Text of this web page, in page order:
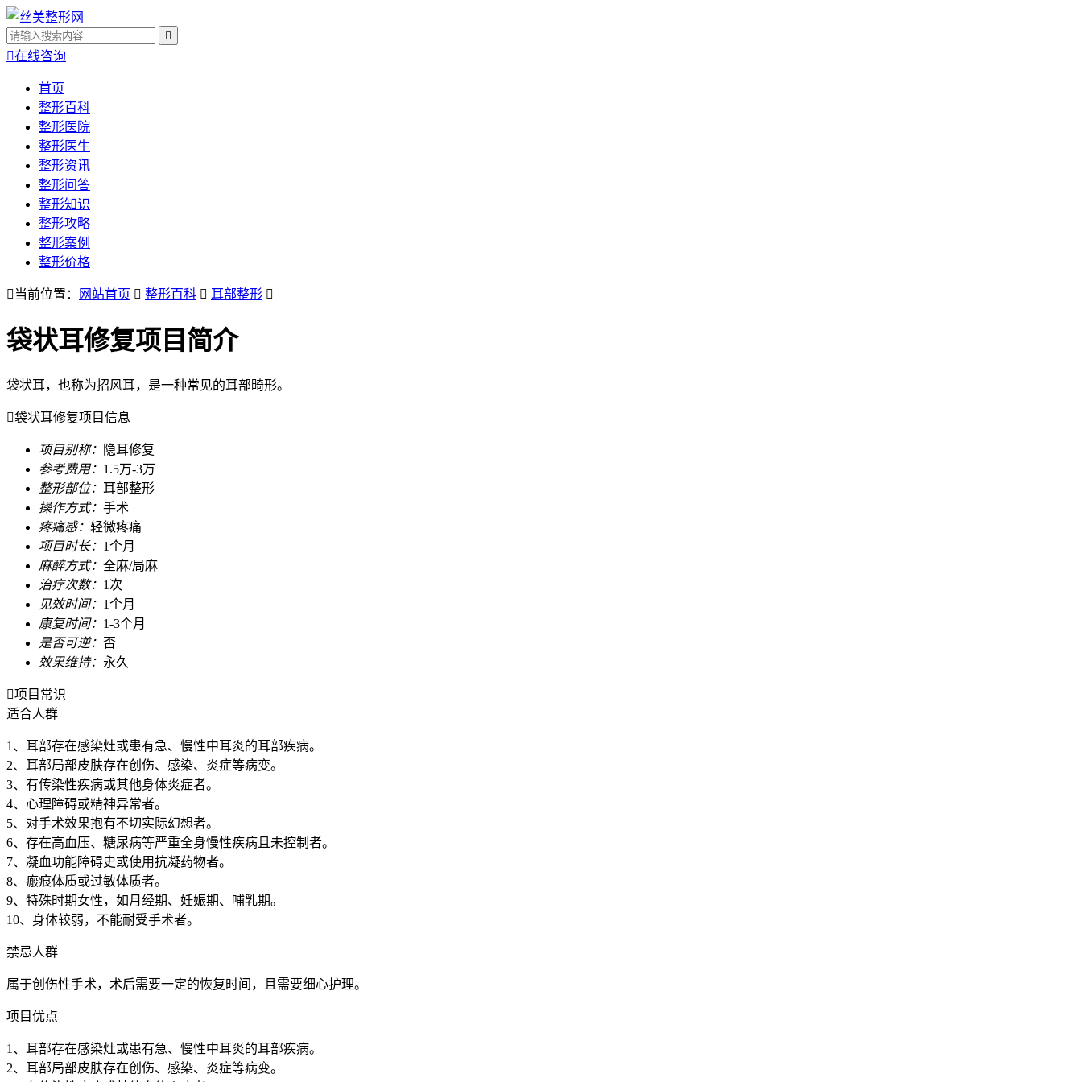

在线咨询
首页
整形百科
整形医院
整形医生
整形资讯
整形问答
整形知识
整形攻略
整形案例
整形价格
 当前位置： 网站首页  整形百科  耳部整形 
袋状耳修复项目简介
袋状耳，也称为招风耳，是一种常见的耳部畸形。
袋状耳修复项目信息
项目别称：
隐耳修复
参考费用： 1.5万-3万
整形部位： 耳部整形
操作方式： 手术
疼痛感： 轻微疼痛
项目时长： 1个月
麻醉方式： 全麻/局麻
治疗次数： 1次
见效时间： 1个月
康复时间： 1-3个月
是否可逆： 否
效果维持： 永久
项目常识
适合人群
1、耳部存在感染灶或患有急、慢性中耳炎的耳部疾病。
2、耳部局部皮肤存在创伤、感染、炎症等病变。
3、有传染性疾病或其他身体炎症者。
4、心理障碍或精神异常者。
5、对手术效果抱有不切实际幻想者。
6、存在高血压、糖尿病等严重全身慢性疾病且未控制者。
7、凝血功能障碍史或使用抗凝药物者。
8、瘢痕体质或过敏体质者。
9、特殊时期女性，如月经期、妊娠期、哺乳期。
10、身体较弱，不能耐受手术者。
禁忌人群
属于创伤性手术，术后需要一定的恢复时间，且需要细心护理。
项目优点
1、耳部存在感染灶或患有急、慢性中耳炎的耳部疾病。
2、耳部局部皮肤存在创伤、感染、炎症等病变。